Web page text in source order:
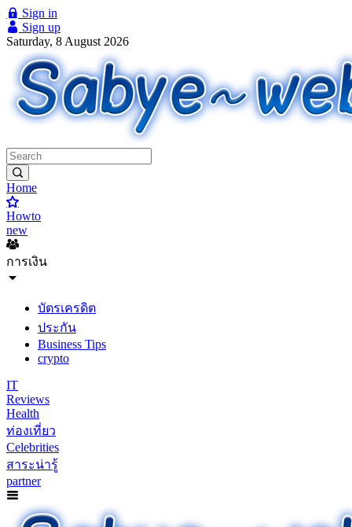
Sign in
Sign up
Saturday, 8 August 2026
Home
Howto
new
การเงิน
บัตรเครดิต
ประกัน
Business Tips
crypto
IT
Reviews
Health
ท่องเที่ยว
Celebrities
สาระน่ารู้
partner